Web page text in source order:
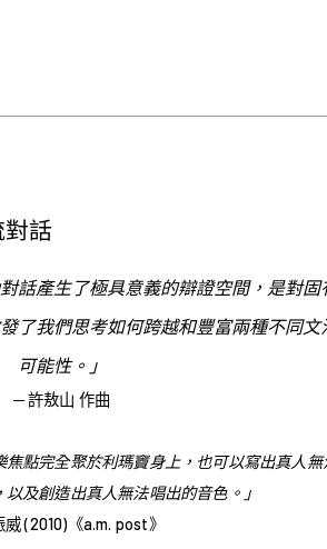
話
話產生了極具意義的辯證空間，是對固
了我們思考如何跨越和豐富兩種不同文
可能性。 」
─ 許敖山 作曲
點完全聚於利瑪竇身上，也可以寫出真人無
及創造出真人無法唱出的音色。」
(2010)《a.m. post》